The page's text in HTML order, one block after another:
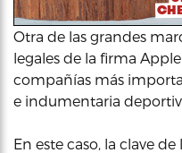
Otra de las grandes
legales de la firma
compañías más
e indumentaria
En este caso, la clave